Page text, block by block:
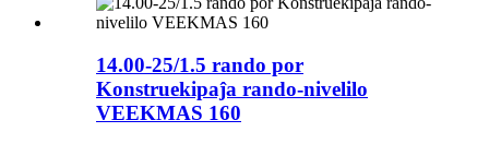
14.00-25/1.5 rando por
Konstruekipaĵa rando-nivelilo
VEEKMAS 160